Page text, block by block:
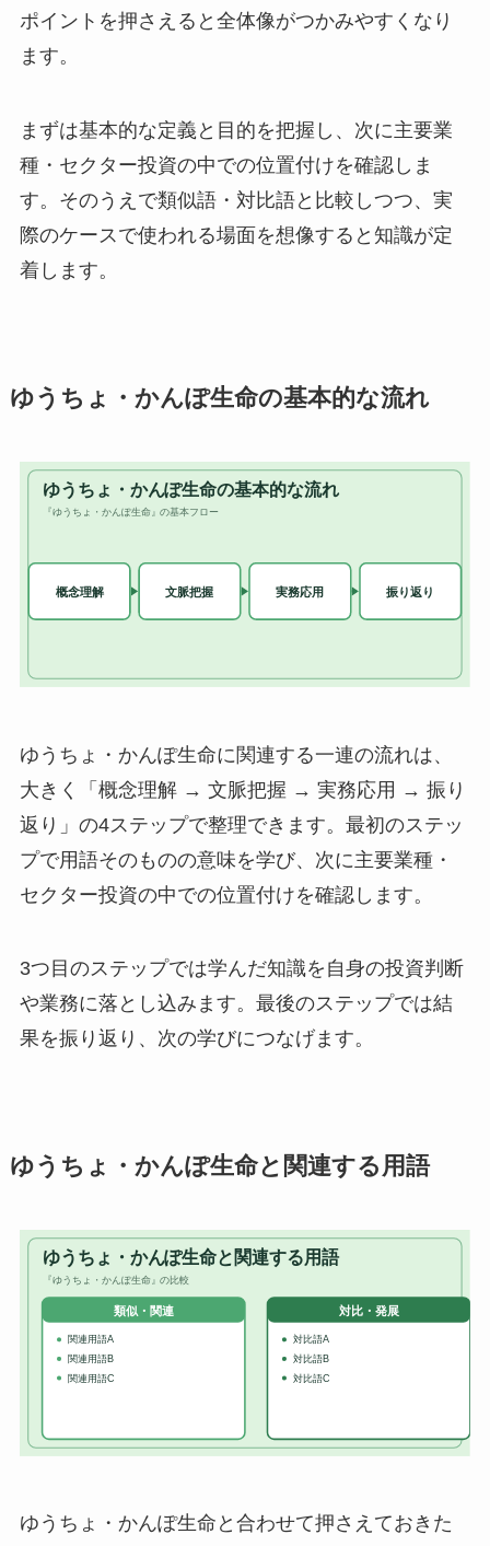
ポイントを押さえると全体像がつかみやすくなり
ます。
まずは基本的な定義と目的を把握し、次に主要業
種・セクター投資の中での位置付けを確認しま
す。そのうえで類似語・対比語と比較しつつ、実
際のケースで使われる場面を想像すると知識が定
着します。
ゆうちょ・かんぽ生命の基本的な流れ
ゆうちょ・かんぽ生命に関連する一連の流れは、
大きく「概念理解 → 文脈把握 → 実務応用 → 振り
返り」の4ステップで整理できます。最初のステッ
プで用語そのものの意味を学び、次に主要業種・
セクター投資の中での位置付けを確認します。
3つ目のステップでは学んだ知識を自身の投資判断
や業務に落とし込みます。最後のステップでは結
果を振り返り、次の学びにつなげます。
ゆうちょ・かんぽ生命と関連する用語
ゆうちょ・かんぽ生命と合わせて押さえておきた